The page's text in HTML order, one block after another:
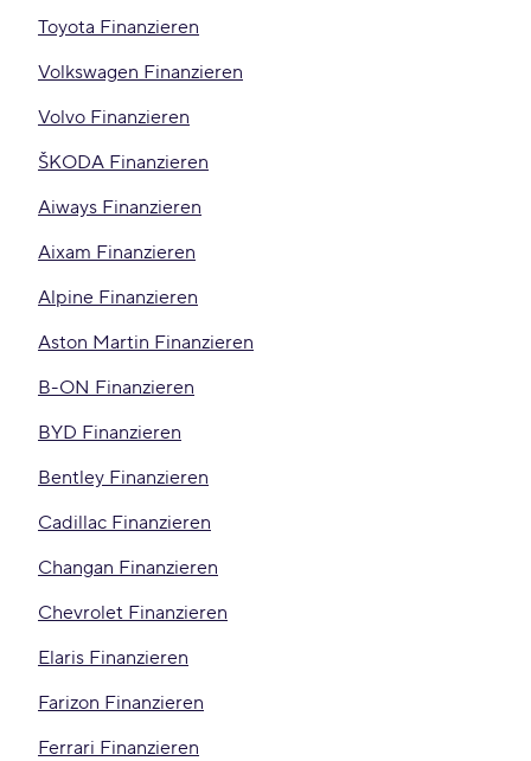
Toyota Finanzieren
Volkswagen Finanzieren
Volvo Finanzieren
ŠKODA Finanzieren
Aiways Finanzieren
Aixam Finanzieren
Alpine Finanzieren
Aston Martin Finanzieren
B-ON Finanzieren
BYD Finanzieren
Bentley Finanzieren
Cadillac Finanzieren
Changan Finanzieren
Chevrolet Finanzieren
Elaris Finanzieren
Farizon Finanzieren
Ferrari Finanzieren